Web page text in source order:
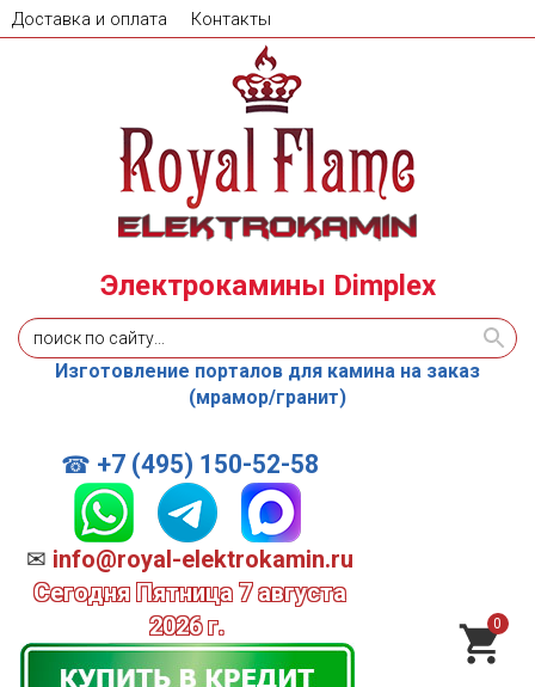
Доставка и оплата Контакты
☎ +7 (495) 150-52-58
✉ info@royal-elektrokamin.ru
Сегодня Пятница 7 августа
2026 г.
Электрокамины Dimplex
Изготовление порталов для камина на заказ
(мрамор/гранит)
0